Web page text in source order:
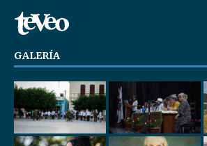
GALERÍA